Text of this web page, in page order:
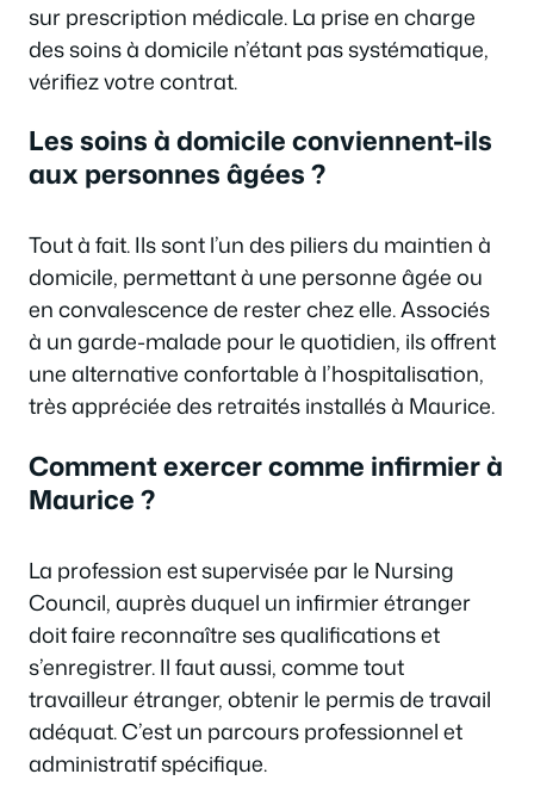
sur prescription médicale. La prise en charge
des soins à domicile n’étant pas systématique,
vérifiez votre contrat.
Les soins à domicile conviennent-ils
aux personnes âgées ?
Tout à fait. Ils sont l’un des piliers du maintien à
domicile, permettant à une personne âgée ou
en convalescence de rester chez elle. Associés
à un garde-malade pour le quotidien, ils offrent
une alternative confortable à l’hospitalisation,
très appréciée des retraités installés à Maurice.
Comment exercer comme infirmier à
Maurice ?
La profession est supervisée par le Nursing
Council, auprès duquel un infirmier étranger
doit faire reconnaître ses qualifications et
s’enregistrer. Il faut aussi, comme tout
travailleur étranger, obtenir le permis de travail
adéquat. C’est un parcours professionnel et
administratif spécifique.